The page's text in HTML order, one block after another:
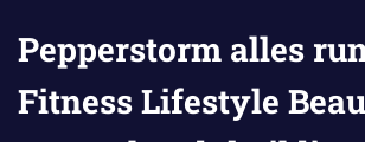
Inhalt
springen
Pepperstorm alles
Fitness Lifestyle